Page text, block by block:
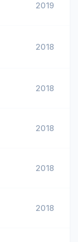
2019
2018
2018
2018
2018
2018